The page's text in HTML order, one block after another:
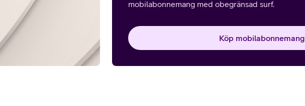
mobilabonnemang med obegränsad surf.
Köp mobilabonnemang